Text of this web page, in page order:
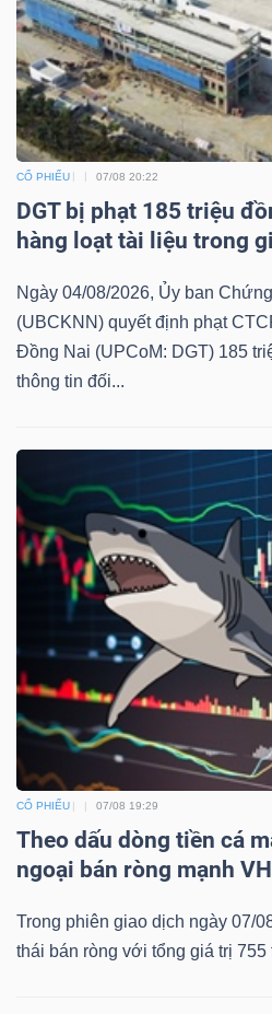
CỔ PHIẾU 07/08 20:22
DGT bị phạt 185 triệu
hàng loạt tài liệu trong
Ngày 04/08/2026, Ủy ban
(UBCKNN) quyết định phạt
Đồng Nai (UPCoM: DGT) 185
thông tin đối...
CỔ PHIẾU 07/08 19:29
Theo dấu dòng tiền cá
ngoại bán ròng mạnh
Trong phiên giao dịch ngày 07/
thái bán ròng với tổng giá trị 755